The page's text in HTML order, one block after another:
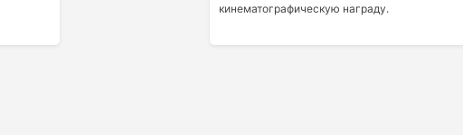
кинематографическую награду.